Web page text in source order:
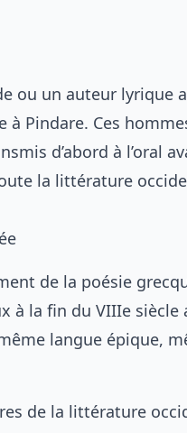
ou un auteur lyrique
à Pindare. Ces
d’abord à l’oral
la littérature
de la poésie
la fin du VIIIe siècle
langue épique,
de la littérature